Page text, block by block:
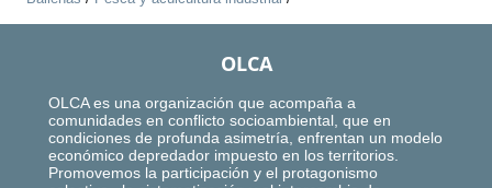
OLCA
OLCA es una organización que acompaña a
comunidades en conflicto socioambiental, que en
condiciones de profunda asimetría, enfrentan un modelo
económico depredador impuesto en los territorios.
Promovemos la participación y el protagonismo